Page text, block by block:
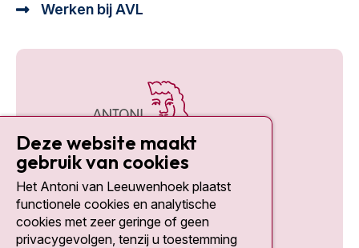
Werken bij AVL
Social media
Deze website maakt
gebruik van cookies
Het Antoni van Leeuwenhoek plaatst
functionele cookies en analytische
cookies met zeer geringe of geen
privacygevolgen, tenzij u toestemming